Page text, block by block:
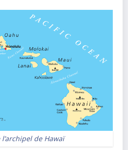
l’archipel de Hawaï